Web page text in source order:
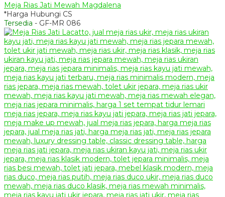
Meja Rias Jati Mewah Magdalena
*Harga Hubungi CS
Tersedia - GF-MR 086